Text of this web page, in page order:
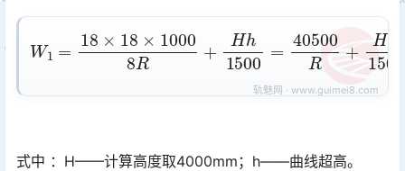
W1=18×18×10008R+Hh1500=40500R+Hh
1500
式中 ：H——计算高度取4000mm；h——曲线超高。